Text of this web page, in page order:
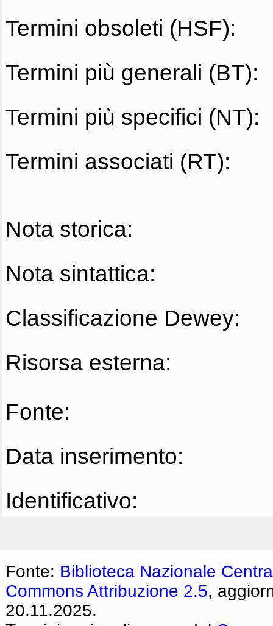
Termini obsoleti (HSF):
Termini più generali (BT):
Termini più specifici (NT):
Termini associati (RT):
Nota storica:
Nota sintattica:
Classificazione Dewey:
Risorsa esterna:
Fonte:
Data inserimento:
Identificativo:
Fonte: Biblioteca Nazionale
Commons Attribuzione 2.5,
20.11.2025.